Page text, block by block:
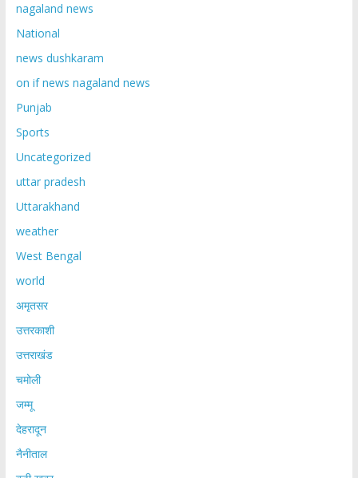
nagaland news
National
news dushkaram
on if news nagaland news
Punjab
Sports
Uncategorized
uttar pradesh
Uttarakhand
weather
West Bengal
world
अमृतसर
उत्तरकाशी
उत्तराखंड
चमोली
जम्मू
देहरादून
नैनीताल